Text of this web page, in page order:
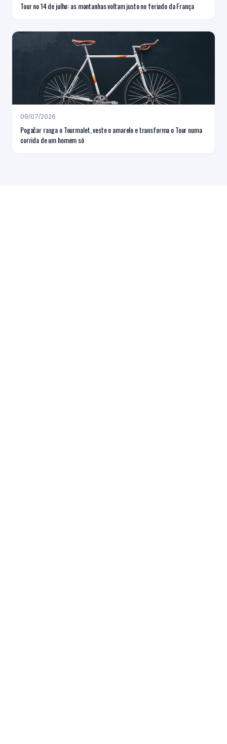
Tour no 14 de julho: as montanhas voltam justo no feriado da França
09/07/2026
Pogačar rasga o Tourmalet, veste o amarelo e transforma o Tour numa
corrida de um homem só